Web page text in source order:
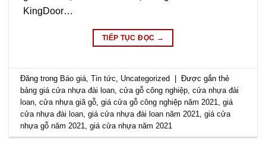
KingDoor…
TIẾP TỤC ĐỌC →
Đăng trong Báo giá ,Tin tức Uncategorized
Được gắn thẻ
bảng giá cửa nhựa đài loan ,cửa gỗ công nghiệp ,cửa nhựa đài
loan ,cửa nhựa giã gỗ ,giá cửa gỗ công nghiệp năm 2021 ,giá
cửa nhựa đài loan ,giá cửa nhựa đài loan năm 2021 ,giá cửa
nhựa gỗ năm 2021
,giá cửa nhựa năm 2021